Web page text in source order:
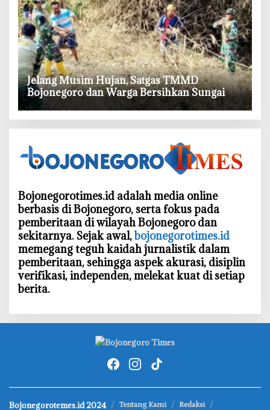
‎Jelang Musim Hujan, Satgas TMMD
Bojonegoro dan Warga Bersihkan Sungai
Bojonegorotimes.id adalah media online
berbasis di Bojonegoro, serta fokus pada
pemberitaan di wilayah Bojonegoro dan
sekitarnya. Sejak awal,bojonegorotimes.id
memegang teguh kaidah jurnalistik dalam
pemberitaan, sehingga aspek akurasi, disiplin
verifikasi, independen, melekat kuat di setiap
berita.
Bojonegorotemes.id 2024 Tentang Kami Redaksi